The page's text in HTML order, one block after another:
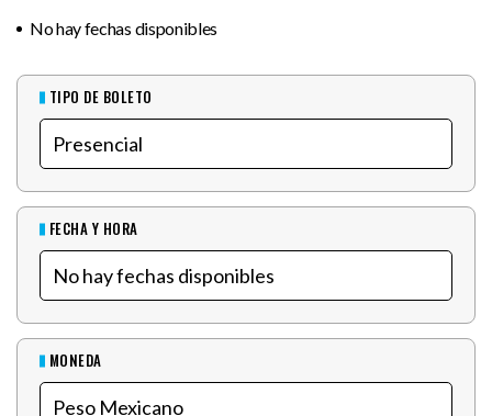
No hay fechas disponibles
TIPO DE BOLETO
FECHA Y HORA
MONEDA